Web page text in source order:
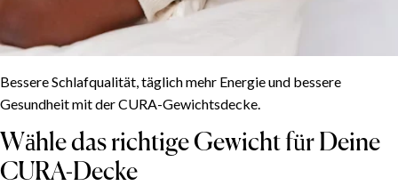
Bessere Schlafqualität, täglich mehr Energie und bessere
Gesundheit mit der CURA-Gewichtsdecke.
Wähle das richtige Gewicht für Deine
CURA-Decke